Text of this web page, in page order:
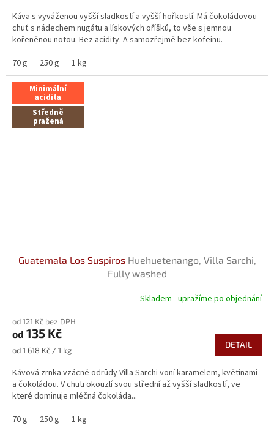
5
hvězdiček.
Káva s vyváženou vyšší sladkostí a vyšší hořkostí. Má čokoládovou
chuť s nádechem nugátu a lískových oříšků, to vše s jemnou
kořeněnou notou. Bez acidity. A samozřejmě bez kofeinu.
70 g
250 g 1 kg
Minimální
acidita
Středně
pražená
Guatemala Los Suspiros Huehuetenango, Villa Sarchi,
Fully washed
produktu
je
5,0
5
hvězdiček.
Skladem - upražíme po objednání
od 121 Kč bez DPH
od 135 Kč
Měrná
od 1 618 Kč / 1 kg
DETAIL
Kávová zrnka vzácné odrůdy Villa Sarchi voní karamelem, květinami
a čokoládou. V chuti okouzlí svou střední až vyšší sladkostí, ve
které dominuje mléčná čokoláda...
70 g
250 g 1 kg